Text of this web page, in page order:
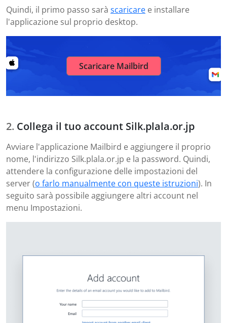
Quindi, il primo passo sarà scaricare e installare
l'applicazione sul proprio desktop.
Scaricare Mailbird
Collega il tuo account Silk.plala.or.jp
Avviare l'applicazione Mailbird e aggiungere il proprio
nome, l'indirizzo Silk.plala.or.jp e la password. Quindi,
attendere la configurazione delle impostazioni del
server (o farlo manualmente con queste istruzioni). In
seguito sarà possibile aggiungere altri account nel
menu Impostazioni.